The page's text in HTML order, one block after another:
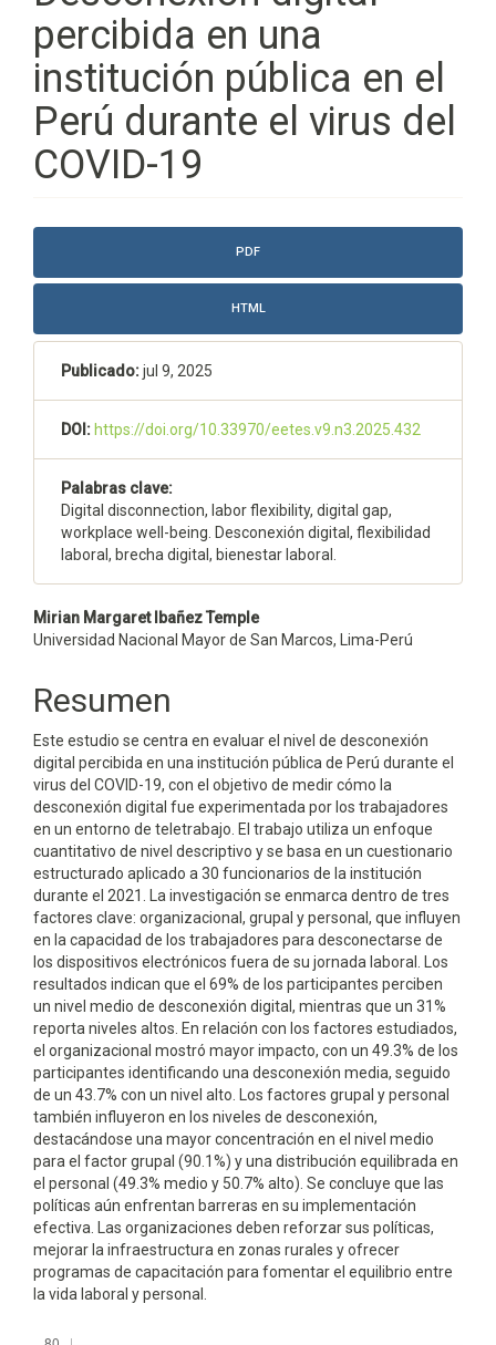
percibida en una
institución pública en el
Perú durante el virus del
COVID-19
Barra
lateral
artículo
PDF
HTML
Publicado:jul 9, 2025
DOI:https://doi.org/10.33970/eetes.v9.n3.2025.432
Palabras clave:
Digital disconnection, labor flexibility, digital gap,
workplace well-being. Desconexión digital, flexibilidad
laboral, brecha digital, bienestar laboral.
Contenido
del
artículo
Mirian Margaret Ibañez Temple
Universidad Nacional Mayor de San Marcos, Lima-Perú
Resumen
Este estudio se centra en evaluar el nivel de desconexión
digital percibida en una institución pública de Perú durante el
virus del COVID-19, con el objetivo de medir cómo la
desconexión digital fue experimentada por los trabajadores
en un entorno de teletrabajo. El trabajo utiliza un enfoque
cuantitativo de nivel descriptivo y se basa en un cuestionario
estructurado aplicado a 30 funcionarios de la institución
durante el 2021. La investigación se enmarca dentro de tres
factores clave: organizacional, grupal y personal, que influyen
en la capacidad de los trabajadores para desconectarse de
los dispositivos electrónicos fuera de su jornada laboral. Los
resultados indican que el 69% de los participantes perciben
un nivel medio de desconexión digital, mientras que un 31%
reporta niveles altos. En relación con los factores estudiados,
el organizacional mostró mayor impacto, con un 49.3% de los
participantes identificando una desconexión media, seguido
de un 43.7% con un nivel alto. Los factores grupal y personal
también influyeron en los niveles de desconexión,
destacándose una mayor concentración en el nivel medio
para el factor grupal (90.1%) y una distribución equilibrada en
el personal (49.3% medio y 50.7% alto). Se concluye que las
políticas aún enfrentan barreras en su implementación
efectiva. Las organizaciones deben reforzar sus políticas,
mejorar la infraestructura en zonas rurales y ofrecer
programas de capacitación para fomentar el equilibrio entre
la vida laboral y personal.